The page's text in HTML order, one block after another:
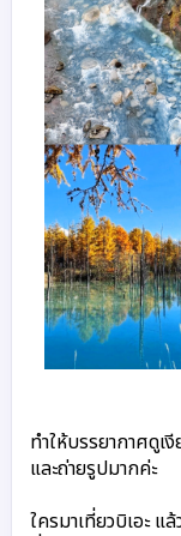
ทำให้บรรยากาศดูเ
และถ่ายรูปมากค่ะ
ใครมาเที่ยวบิเอะ